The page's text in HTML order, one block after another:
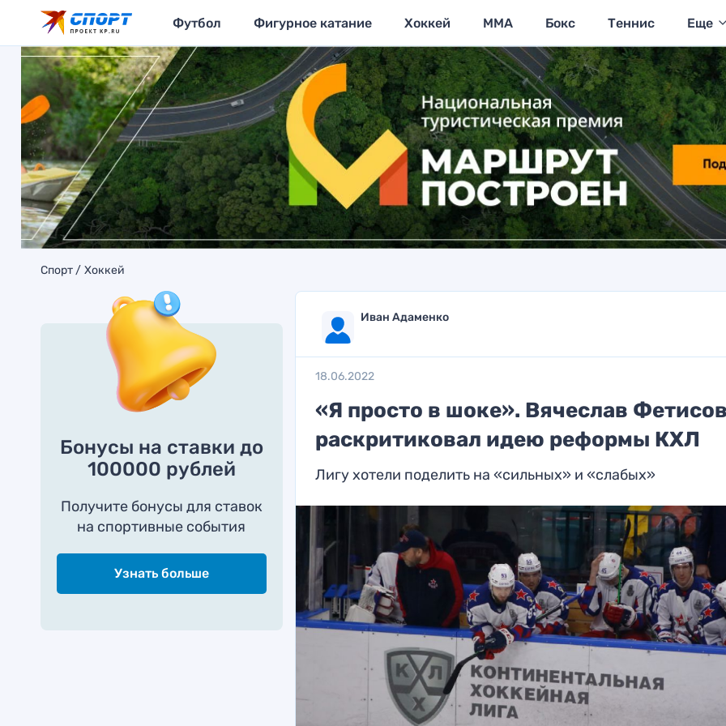
Футбол Фигурное катание Хоккей MMA Бокс Теннис Еще
Спорт Хоккей
Бонусы на ставки до
100000 рублей
Получите бонусы для ставок
на спортивные события
Узнать больше
Иван Адаменко
18.06.2022
«Я просто в шоке». Вячеслав
раскритиковал идею реформы КХЛ
Лигу хотели поделить на «сильных» и «слабых»